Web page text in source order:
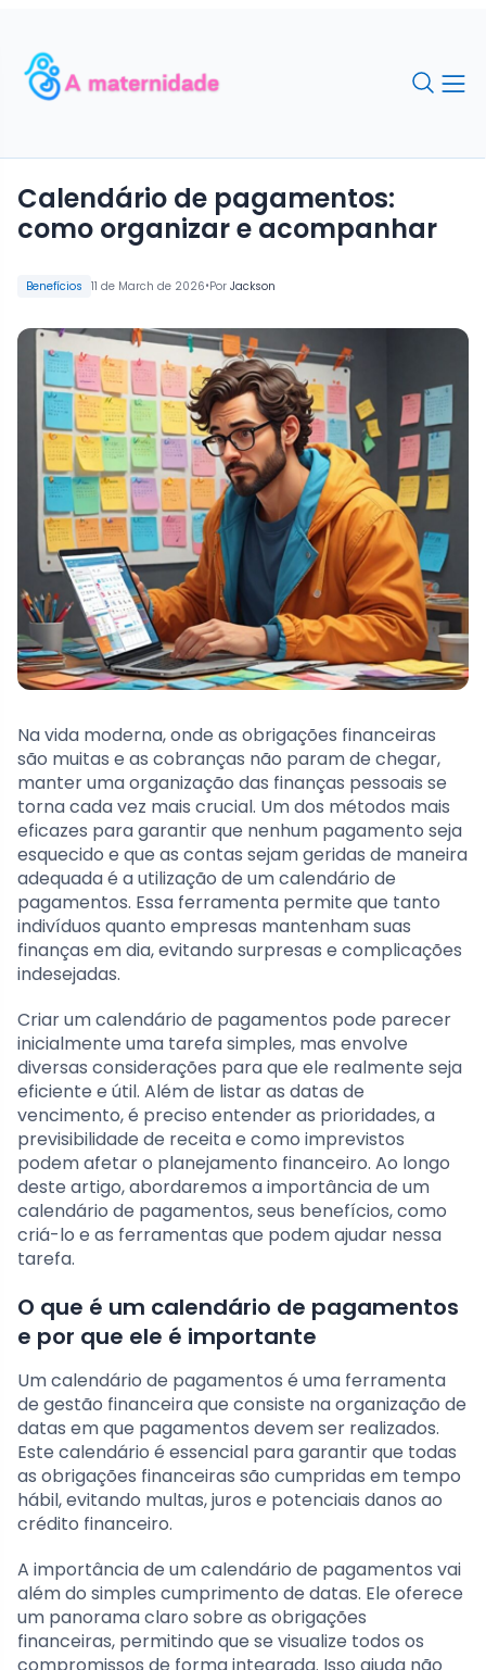
Benefícios 11 de March de 2026•Por Jackson
Calendário de pagamentos:
como organizar e acompanhar
Na vida moderna, onde as obrigações financeiras
são muitas e as cobranças não param de chegar,
manter uma organização das finanças pessoais se
torna cada vez mais crucial. Um dos métodos mais
eficazes para garantir que nenhum pagamento seja
esquecido e que as contas sejam geridas de maneira
adequada é a utilização de um calendário de
pagamentos. Essa ferramenta permite que tanto
indivíduos quanto empresas mantenham suas
finanças em dia, evitando surpresas e complicações
indesejadas.
Criar um calendário de pagamentos pode parecer
inicialmente uma tarefa simples, mas envolve
diversas considerações para que ele realmente seja
eficiente e útil. Além de listar as datas de
vencimento, é preciso entender as prioridades, a
previsibilidade de receita e como imprevistos
podem afetar o planejamento financeiro. Ao longo
deste artigo, abordaremos a importância de um
calendário de pagamentos, seus benefícios, como
criá-lo e as ferramentas que podem ajudar nessa
tarefa.
O que é um calendário de pagamentos
e por que ele é importante
Um calendário de pagamentos é uma ferramenta
de gestão financeira que consiste na organização de
datas em que pagamentos devem ser realizados.
Este calendário é essencial para garantir que todas
as obrigações financeiras são cumpridas em tempo
hábil, evitando multas, juros e potenciais danos ao
crédito financeiro.
A importância de um calendário de pagamentos vai
além do simples cumprimento de datas. Ele oferece
um panorama claro sobre as obrigações
financeiras, permitindo que se visualize todos os
compromissos de forma integrada. Isso ajuda não